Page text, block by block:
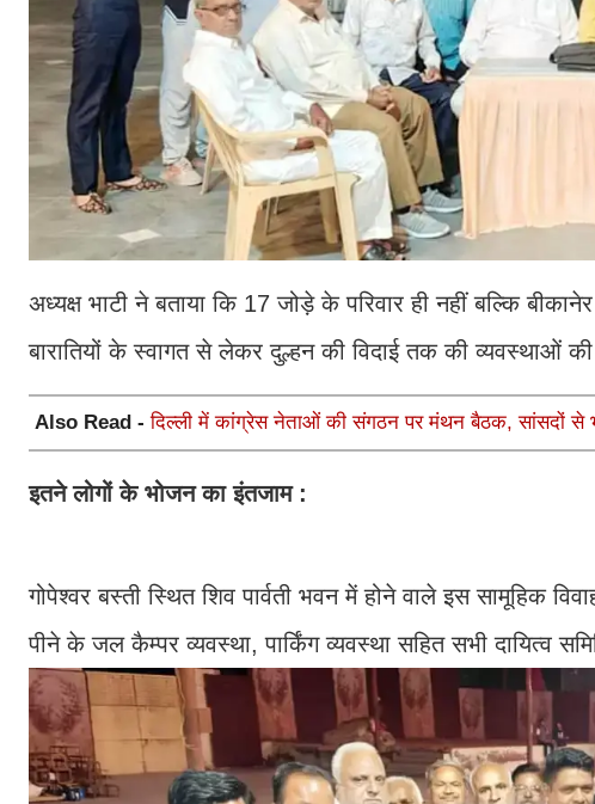
अध्यक्ष भाटी ने बताया कि 17 जोड़े के परिवार ही नहीं बल्कि
बारातियों के स्वागत से लेकर दुल्हन की विदाई तक की व्यवस्थाओं की
Also Read -दिल्ली में कांग्रेस नेताओं की संगठन पर मंथन बैठक, सांसदों से
इतने लोगों के भोजन का इंतजाम :
गोपेश्वर बस्ती स्थित शिव पार्वती भवन में होने वाले इस सामूहिक
पीने के जल कैम्पर व्यवस्था, पार्किंग व्यवस्था सहित सभी दायित्व